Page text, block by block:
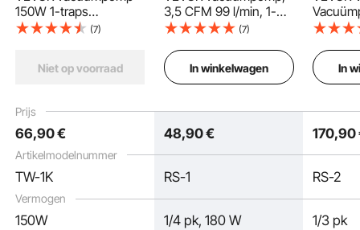
Anti-reflux & emissie
Prijs
Artikelmodelnummer
Vermogen
150W 1-traps
airconditioningpomp
cm SAE-inlaat
zuiver koperen motor
HVAC/autokoelmiddelv
ulling
(7)
Niet op voorraad
3,5 CFM 99 l/min, 1-
traps, 180 W, geschikt
R410a systemen, 4-
polige motor, voor het
onderhoud van auto-
van harsen, incl. olie.
(7)
In winkelwagen In
66,90€ 48,90€ 170,90
TW-1K RS-1 RS-2
150W 1/4 pk, 180 W 1/3 pk